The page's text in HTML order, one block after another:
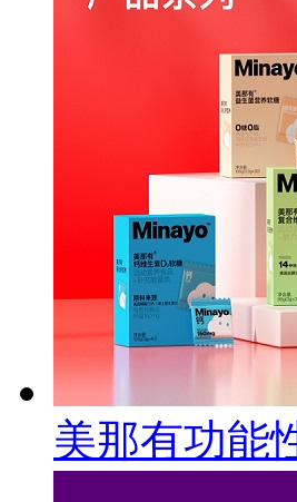
美那有功能